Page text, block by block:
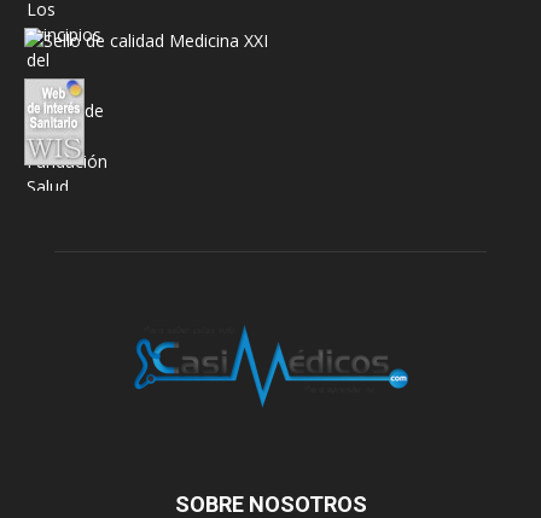
SOBRE NOSOTROS